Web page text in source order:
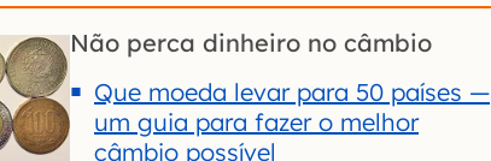
Não perca dinheiro no câmbio
Que moeda levar para 50 países —
um guia para fazer o melhor
câmbio possível